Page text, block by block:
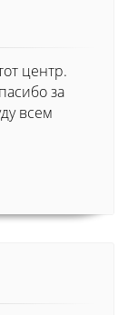
центр.
за
всем